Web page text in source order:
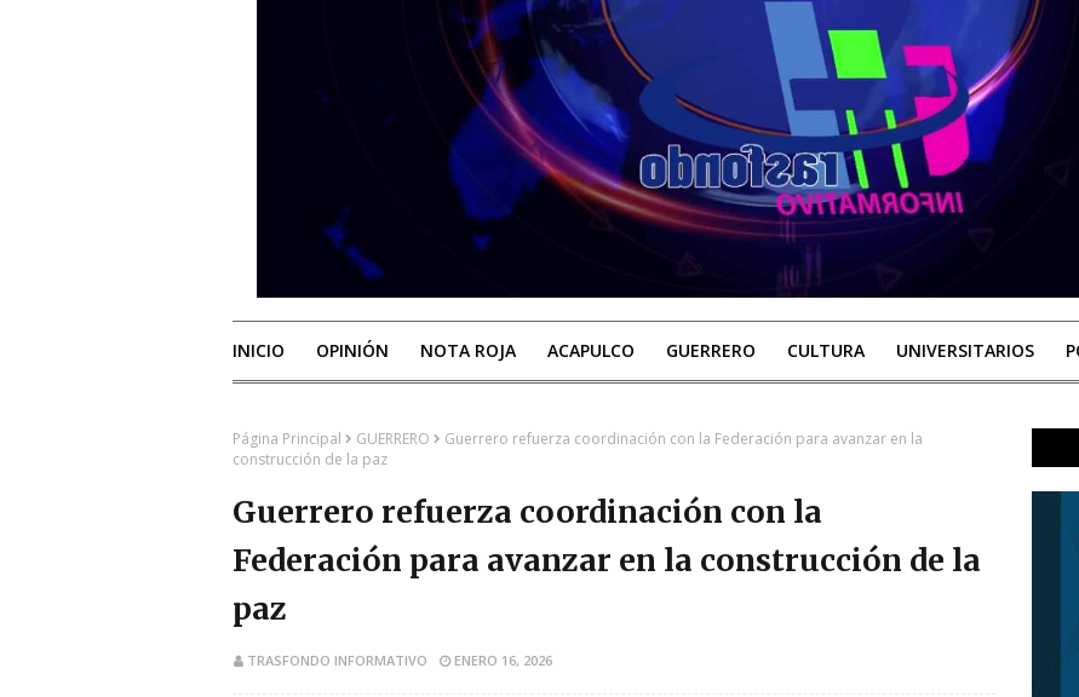
INICIO OPINIÓN NOTA ROJA ACAPULCO GUERRERO CULTURA UNIVERSITARIOS
Página Principal GUERRERO
Guerrero refuerza coordinación con la Federación para avanzar en la
construcción de la paz
Guerrero refuerza coordinación con la
Federación para avanzar en la construcción de la
paz
TRASFONDO INFORMATIVO ENERO 16, 2026